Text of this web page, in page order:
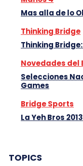
Mas alla de lo
Thinking Bridge
Thinking Bridge:
Novedades del
Selecciones
Games
Bridge Sports
La Yeh Bros 2013
TOPICS